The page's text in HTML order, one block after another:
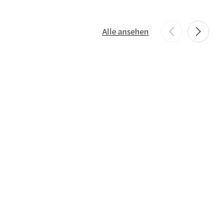
Alle ansehen